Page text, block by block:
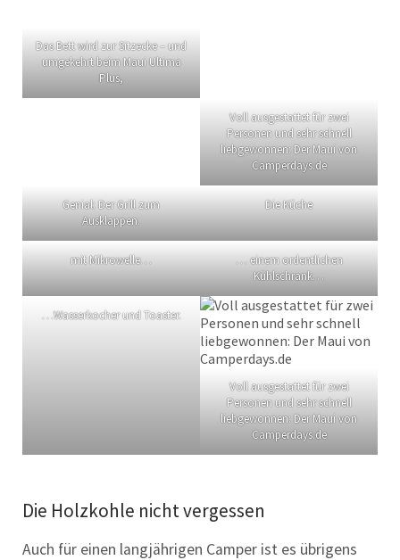
Das Bett wird zur Sitzecke – und
umgekehrt beim Maui Ultima
Plus,
Voll ausgestattet für zwei
Personen und sehr schnell
liebgewonnen: Der Maui von
Camperdays.de
Genial: Der Grill zum
Ausklappen.
Die Küche
mit Mikrowelle…
… einem ordentlichen
Kühlschrank…
…Wasserkocher und Toaster.
Voll ausgestattet für zwei
Personen und sehr schnell
liebgewonnen: Der Maui von
Camperdays.de
Die Holzkohle nicht vergessen
Auch für einen langjährigen Camper ist es übrigens